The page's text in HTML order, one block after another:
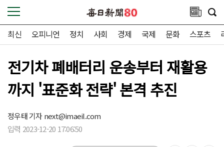
최신 오피니언 정치 사회 경제 국제 문화 스포츠
전기차 폐배터리 운송부터 재활용
까지 '표준화 전략' 본격 추진
정우태 기자next@imaeil.com
입력 2023-12-20 17:06:50